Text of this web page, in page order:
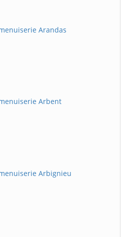
Arandas
Arbent
Arbignieu